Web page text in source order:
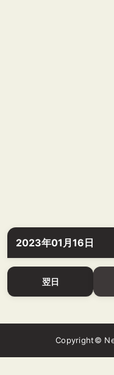
2023年01月16日
翌日
Copyright©